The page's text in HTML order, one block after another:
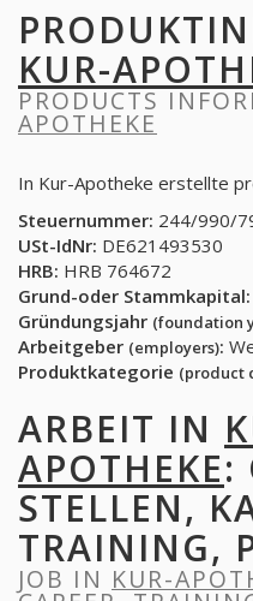
KUR-
PRODUCTS
APOTHEKE
In Kur-Apotheke erstellte
Steuernummer: 244/990/
USt-IdNr: DE621493530
HRB: HRB 764672
Grund-oder Stammkapital:
Gründungsjahr (foundation
Arbeitgeber (employers):
Produktkategorie (product
ARBEIT IN
APOTHEKE:
STELLEN,
TRAINING,
JOB IN KUR-